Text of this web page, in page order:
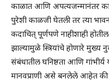
काळात आणि अपत्यजन्मानंतर
पुरेशी काळजी घेतली तर त्या
कदाचित् पूर्णपणे नाहीशाही
झाल्यामुळे स्त्रियांचे होणारे मुख्य
संबंधातील घनिष्ठता आणि
मानवप्राणी असे बनलेले आहेत की